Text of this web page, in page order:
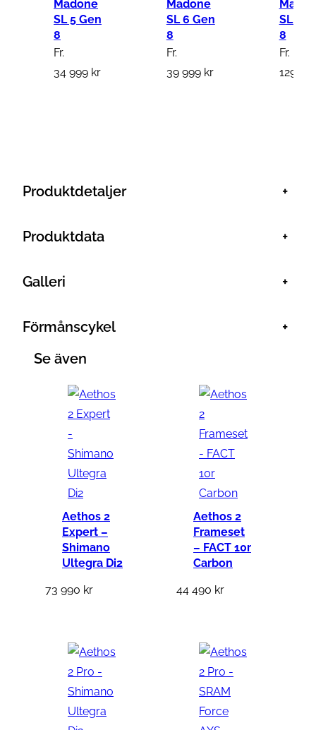
Madone
SL 5 Gen
8
Fr.
34 999 kr
Madone
SL 6 Gen
8
Fr.
39 999 kr
SLR 9
8
Fr.
129
Produktdetaljer +
Produktdata +
Galleri +
Förmånscykel
+
Se även
Aethos 2
Expert –
Shimano
Ultegra Di2
73 990 kr
Aethos 2
Frameset
– FACT 10r
Carbon
44 490 kr